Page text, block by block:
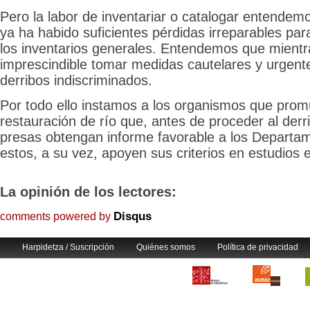
Pero la labor de inventariar o catalogar
ya ha habido suficientes pérdidas irreparables
los inventarios generales. Entendemos que
imprescindible tomar medidas cautelares y
derribos indiscriminados.
Por todo ello instamos a los organismos que
restauración de río que, antes de proceder al
presas obtengan informe favorable a los
estos, a su vez, apoyen sus criterios en estudios
La opinión de los lectores:
comments powered by Disqus
Harpidetza / Suscripción Quiénes somos Política de privacidad